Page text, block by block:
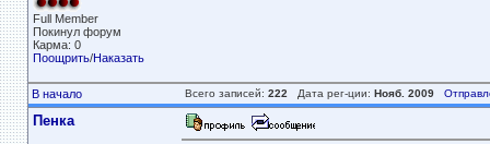
Full Member
Покинул форум
Карма: 0
Поощрить/Наказать
В начало Всего записей: 222 Дата рег-ции: Нояб. 2009
Пенка